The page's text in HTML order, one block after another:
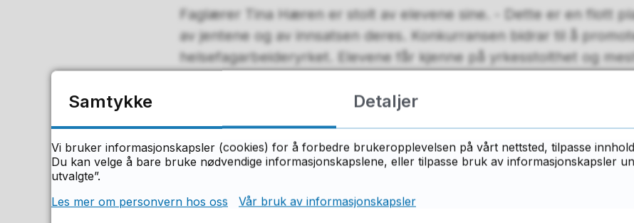
Faglærer Tina Hæren er stolt av elevene sine. - Dette er en flott
av jentene og av innsatsen deres. Konkurransen bidrar til å
helsefagarbeideryrket. Elevene får kjenne på yrkesstolthet og
Malakoff gratulerer sølvvinnerne!
Samtykke Detaljer
Vi bruker informasjonskapsler (cookies) for å forbedre brukeropplevelsen på vårt nettsted, tilpasse
Du kan velge å bare bruke nødvendige informasjonskapslene, eller tilpasse bruk av informasjonskapsler
utvalgte”.
Les mer om personvern hos oss
Vår bruk av informasjonskapsler